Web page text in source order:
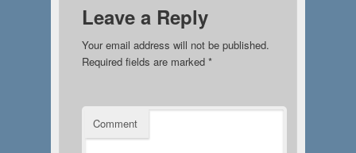
Leave a Reply
Your email address will not be published.
Required fields are marked *
Comment